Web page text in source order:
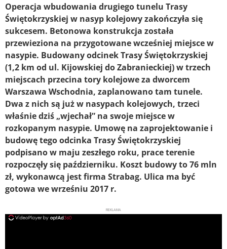
Operacja wbudowania drugiego tunelu Trasy
Świętokrzyskiej w nasyp kolejowy zakończyła się
sukcesem. Betonowa konstrukcja została
przewieziona na przygotowane wcześniej miejsce w
nasypie. Budowany odcinek Trasy Świętokrzyskiej
(1,2 km od ul. Kijowskiej do Zabranieckiej) w trzech
miejscach przecina tory kolejowe za dworcem
Warszawa Wschodnia, zaplanowano tam tunele.
Dwa z nich są już w nasypach kolejowych, trzeci
właśnie dziś „wjechał” na swoje miejsce w
rozkopanym nasypie. Umowę na zaprojektowanie i
budowę tego odcinka Trasy Świętokrzyskiej
podpisano w maju zeszłego roku, prace terenie
rozpoczęły się październiku. Koszt budowy to 76 mln
zł, wykonawcą jest firma Strabag. Ulica ma być
gotowa we wrześniu 2017 r.
REKLAMA